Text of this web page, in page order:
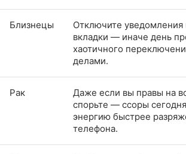
Близнецы
Отключите уведомления
вкладки — иначе день
хаотичного
делами.
Рак
Даже если вы правы на
спорьте — ссоры
энергию быстрее
телефона.